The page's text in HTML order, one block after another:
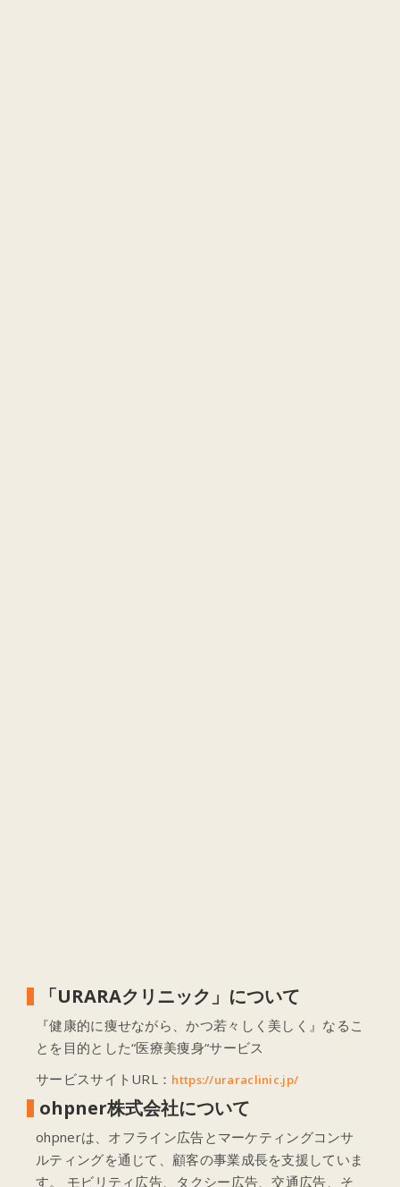
「URARAクリニック」について
『健康的に痩せながら、かつ若々しく美しく』なるこ
とを目的とした“医療美痩身“サービス
サービスサイトURL： https://uraraclinic.jp/
ohpner株式会社について
ohpnerは、オフライン広告とマーケティングコンサ
ルティングを通じて、顧客の事業成長を支援していま
す。 モビリティ広告、タクシー広告、交通広告、そ